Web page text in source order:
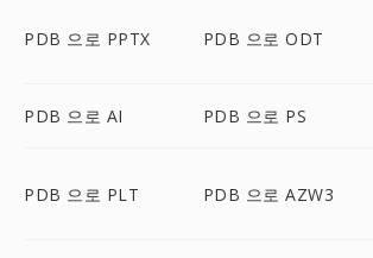
PDB 으로 PPTX PDB 으로 ODT
PDB 으로 AI PDB 으로 PS
PDB 으로 PLT PDB 으로 AZW3